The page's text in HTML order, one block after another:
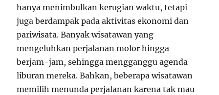
hanya menimbulkan kerugian waktu, tetapi
juga berdampak pada aktivitas ekonomi dan
pariwisata. Banyak wisatawan yang
mengeluhkan perjalanan molor hingga
berjam-jam, sehingga mengganggu agenda
liburan mereka. Bahkan, beberapa wisatawan
memilih menunda perjalanan karena tak mau